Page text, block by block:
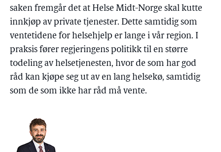
saken fremgår det at Helse Midt-Norge skal kutte
innkjøp av private tjenester. Dette samtidig som
ventetidene for helsehjelp er lange i vår region. I
praksis fører regjeringens politikk til en større
todeling av helsetjenesten, hvor de som har god
råd kan kjøpe seg ut av en lang helsekø, samtidig
som de som ikke har råd må vente.